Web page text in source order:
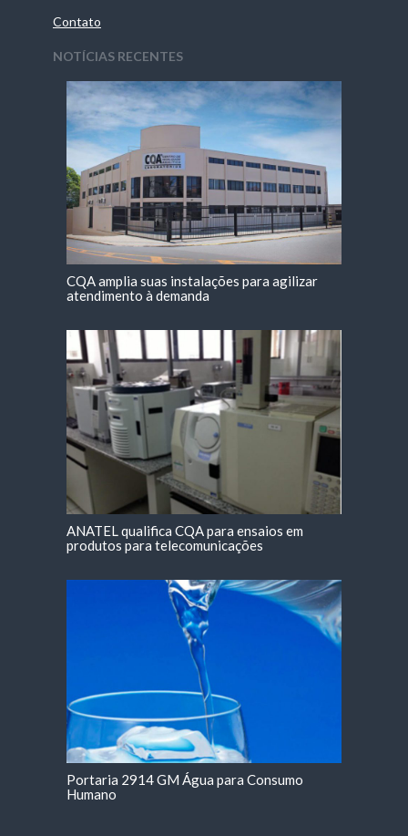
Contato
NOTÍCIAS RECENTES
CQA amplia suas instalações para agilizar
atendimento à demanda
ANATEL qualifica CQA para ensaios em
produtos para telecomunicações
Portaria 2914 GM Água para Consumo
Humano